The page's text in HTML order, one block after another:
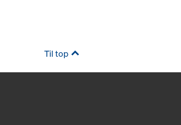
Til top